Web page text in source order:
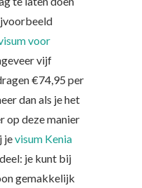
voor
vijf
€74,95 per
dan als je het
op deze manier
jevisum Kenia
je kunt bij
gemakkelijk